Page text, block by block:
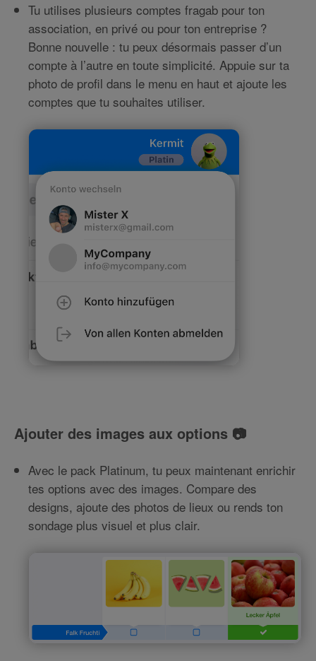
Tu utilises plusieurs comptes fragab pour ton
association, en privé ou pour ton entreprise ?
Bonne nouvelle : tu peux désormais passer d’un
compte à l’autre en toute simplicité. Appuie sur ta
photo de profil dans le menu en haut et ajoute les
comptes que tu souhaites utiliser.
Ajouter des images aux options 📷
Avec le pack Platinum, tu peux maintenant enrichir
tes options avec des images. Compare des
designs, ajoute des photos de lieux ou rends ton
sondage plus visuel et plus clair.